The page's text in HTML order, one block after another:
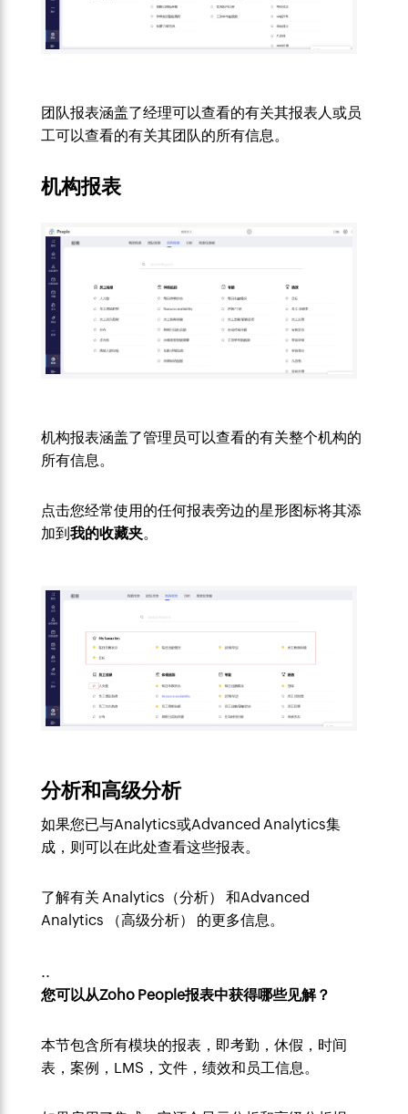
团队报表涵盖了经理可以查看的有关其报表人或员
工可以查看的有关其团队的所有信息。
机构报表
机构报表涵盖了管理员可以查看的有关整个机构的
所有信息。
点击您经常使用的任何报表旁边的星形图标将其添
加到 我的收藏夹。
分析和高级分析
如果您已与Analytics或Advanced Analytics集
成，则可以在此处查看这些报表。
了解有关 Analytics（分析） 和Advanced
Analytics （高级分析） 的更多信息。
..
您可以从Zoho People报表中获得哪些见解？
本节包含所有模块的报表，即考勤，休假，时间
表，案例，LMS，文件，绩效和员工信息。